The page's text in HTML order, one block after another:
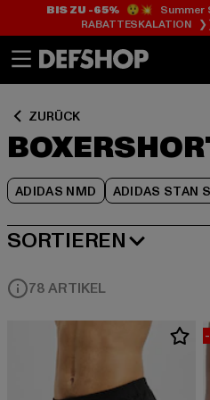
BIS ZU -65%😲💥 Summer
RABATTESKALATION
ZURÜCK
ADIDAS NMD ADIDAS STAN
SORTIEREN
BELIEBTESTE
78 ARTIKEL